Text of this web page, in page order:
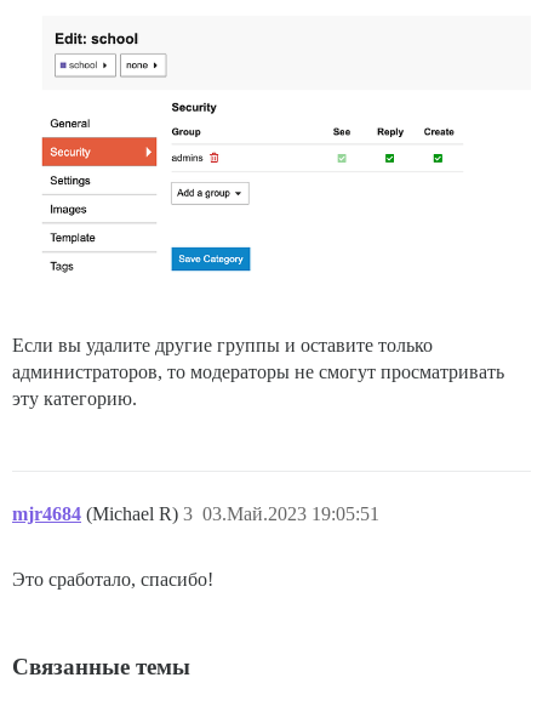
Если вы удалите другие группы и оставите только
администраторов, то модераторы не смогут просматривать
эту категорию.
mjr4684 (Michael R) 03.Май.2023 19:05:51
3
Это сработало, спасибо!
Связанные темы